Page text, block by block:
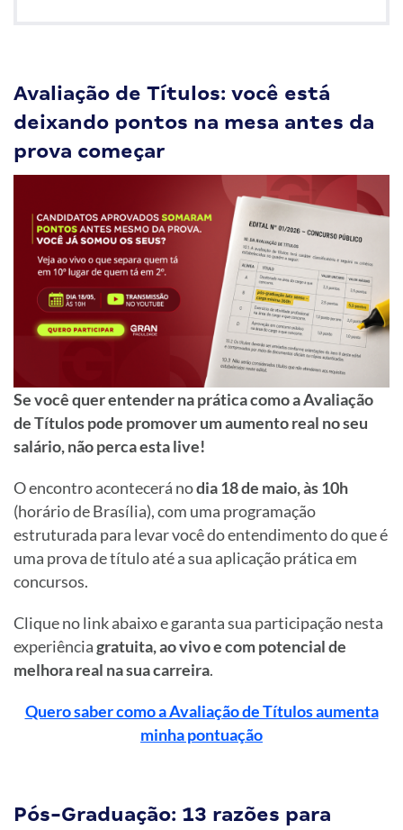
Avaliação de Títulos: você está
deixando pontos na mesa antes da
prova começar
Se você quer entender na prática como a Avaliação
de Títulos pode promover um aumento real no seu
salário, não perca esta live!
O encontro acontecerá nodia 18 de maio, às 10h
(horário de Brasília), com uma programação
estruturada para levar você do entendimento do que é
uma prova de título até a sua aplicação prática em
concursos.
Clique no link abaixo e garanta sua participação nesta
experiênciagratuita, ao vivo e com potencial de
melhora real na sua carreira.
Quero saber como a Avaliação de Títulos aumenta
minha pontuação
Pós-Graduação: 13 razões para